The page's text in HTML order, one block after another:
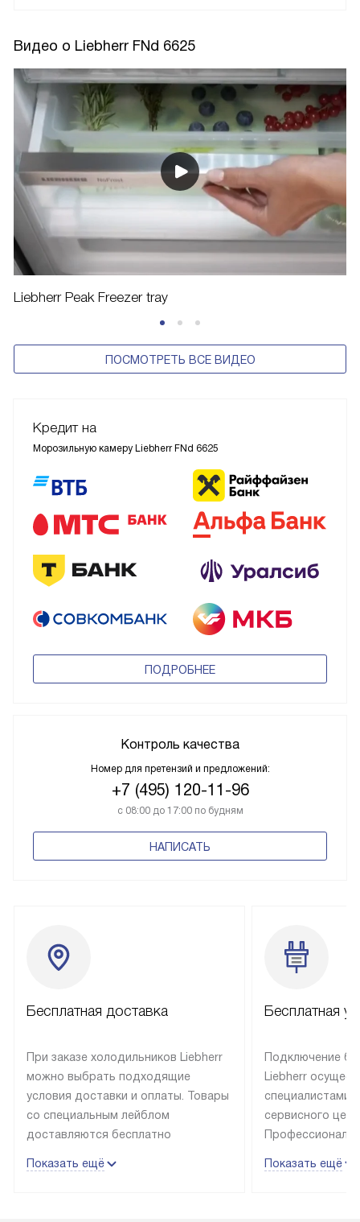
Видео о Liebherr FNd 6625
Liebherr Peak Freezer tray
ПОСМОТРЕТЬ ВСЕ ВИДЕО
Кредит на
Морозильную камеру Liebherr FNd 6625
ПОДРОБНЕЕ
Контроль качества
Номер для претензий и предложений:
+7 (495) 120-11-96
с 08:00 до 17:00 по будням
НАПИСАТЬ
Бесплатная доставка
При заказе холодильников Liebherr
можно выбрать подходящие
условия доставки и оплаты. Товары
со специальным лейблом
доставляются бесплатно
до подъезда, выезд за МКАД
Показать ещё
Бесплатная
Подключение
Liebherr
специалистами
сервисного
эксплуатации
Показать ещё